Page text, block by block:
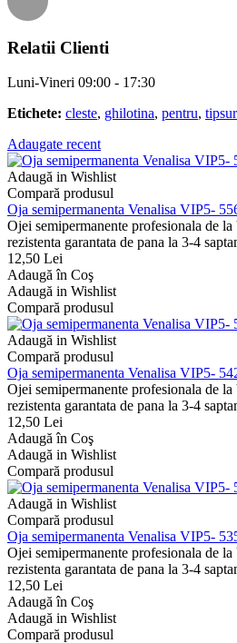
Relatii Clienti
Luni-Vineri 09:00 - 17:30
Etichete: cleste, ghilotina, pentru,
Adaugate recent
Adaugă in Wishlist
Compară produsul
Oja semipermanenta Venalisa VIP5-
Ojei semipermanente profesionala de
rezistenta garantata de pana la 3-4
12,50 Lei
Adaugă în Coş
Adaugă in Wishlist
Compară produsul
Adaugă in Wishlist
Compară produsul
Oja semipermanenta Venalisa VIP5-
Ojei semipermanente profesionala de
rezistenta garantata de pana la 3-4
12,50 Lei
Adaugă în Coş
Adaugă in Wishlist
Compară produsul
Adaugă in Wishlist
Compară produsul
Oja semipermanenta Venalisa VIP5-
Ojei semipermanente profesionala de
rezistenta garantata de pana la 3-4
12,50 Lei
Adaugă în Coş
Adaugă in Wishlist
Compară produsul